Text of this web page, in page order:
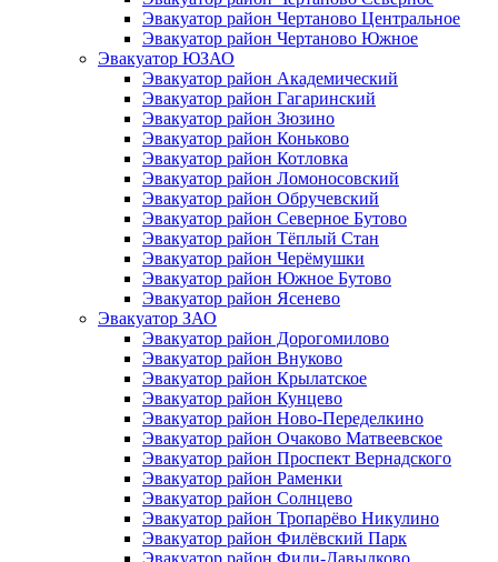
Эвакуатор район Чертаново Центральное
Эвакуатор район Чертаново Южное
Эвакуатор ЮЗАО
Эвакуатор район Академический
Эвакуатор район Гагаринский
Эвакуатор район Зюзино
Эвакуатор район Коньково
Эвакуатор район Котловка
Эвакуатор район Ломоносовский
Эвакуатор район Обручевский
Эвакуатор район Северное Бутово
Эвакуатор район Тёплый Стан
Эвакуатор район Черёмушки
Эвакуатор район Южное Бутово
Эвакуатор район Ясенево
Эвакуатор ЗАО
Эвакуатор район Дорогомилово
Эвакуатор район Внуково
Эвакуатор район Крылатское
Эвакуатор район Кунцево
Эвакуатор район Ново-Переделкино
Эвакуатор район Очаково Матвеевское
Эвакуатор район Проспект Вернадского
Эвакуатор район Раменки
Эвакуатор район Солнцево
Эвакуатор район Тропарёво Никулино
Эвакуатор район Филёвский Парк
Эвакуатор район Фили-Давыдково